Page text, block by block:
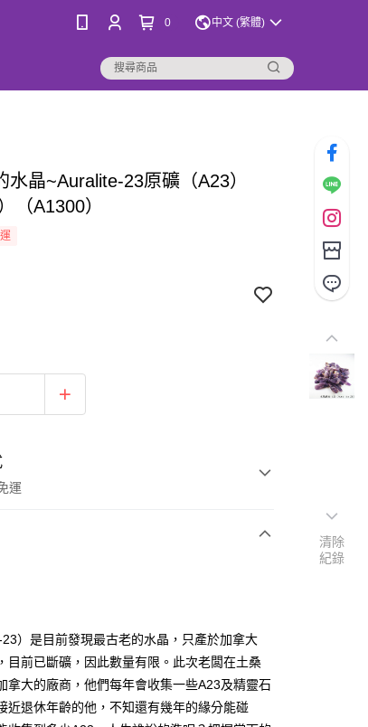
0 中文 (繁體)
水晶~Auralite-23原礦（A23）
（A1300）
運
）是目前發現最古老的水晶，只產於加拿大
目前已斷礦，因此數量有限。此次老闆在土桑
拿大的廠商，他們每年會收集一些A23及精靈石
近退休年齡的他，不知還有幾年的緣分能碰
清除
紀錄